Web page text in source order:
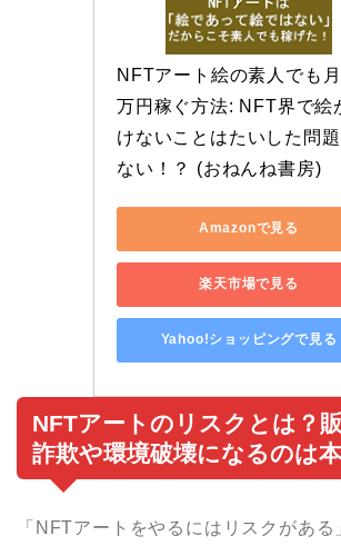
NFTアート絵の素人でも
万円稼ぐ方法: NFT界で絵
けないことはたいした問
ない！？ (おねんね書房)
Amazonで見る
楽天市場で見る
Yahoo!ショッピングで見る
NFTアートのリスクとは？
詐欺や環境破壊になるのは
「NFTアートをやるにはリスクがある